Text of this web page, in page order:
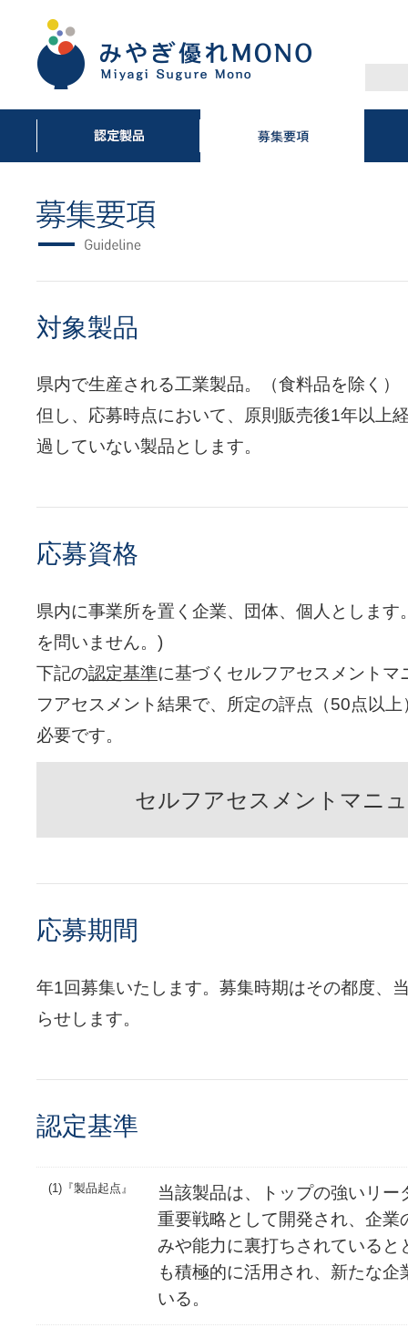
対象製品
県内で生産される工業製品。（食料品を除く）
但し、応募時点において、原則販売後1年以上
過していない製品とします。
応募資格
県内に事業所を置く企業、団体、個人とします
を問いません。)
下記の認定基準に基づくセルフアセスメントマ
フアセスメント結果で、所定の評点（50点以
必要です。
セルフアセスメントマニ
応募期間
年1回募集いたします。募集時期はその都度、
らせします。
認定基準
(1)『製品起点』
当該製品は、トップの強いリー
重要戦略として開発され、企業
みや能力に裏打ちされていると
も積極的に活用され、新たな企
いる。